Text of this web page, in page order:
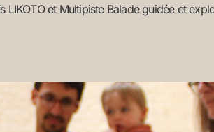
LIKOTO et Multipiste Balade guidée et